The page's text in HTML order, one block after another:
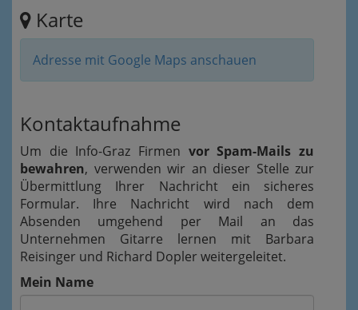
Karte
Adresse mit Google Maps anschauen
Kontaktaufnahme
Um die Info-Graz Firmen vor Spam-Mails zu
bewahren, verwenden wir an dieser Stelle zur
Übermittlung Ihrer Nachricht ein sicheres
Formular. Ihre Nachricht wird nach dem
Absenden umgehend per Mail an das
Unternehmen Gitarre lernen mit Barbara
Reisinger und Richard Dopler weitergeleitet.
Mein Name